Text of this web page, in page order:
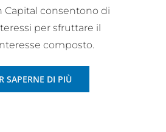
Capital consentono di
per sfruttare il
composto.
SAPERNE DI PIÙ